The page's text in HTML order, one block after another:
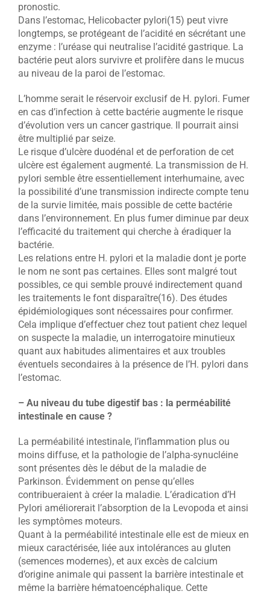
pronostic.
Dans l’estomac, Helicobacter pylori(15) peut vivre
longtemps, se protégeant de l’acidité en sécrétant une
enzyme : l’uréase qui neutralise l’acidité gastrique. La
bactérie peut alors survivre et prolifère dans le mucus
au niveau de la paroi de l’estomac.
L’homme serait le réservoir exclusif de H. pylori. Fumer
en cas d’infection à cette bactérie augmente le risque
d’évolution vers un cancer gastrique. Il pourrait ainsi
être multiplié par seize.
Le risque d’ulcère duodénal et de perforation de cet
ulcère est également augmenté. La transmission de H.
pylori semble être essentiellement interhumaine, avec
la possibilité d’une transmission indirecte compte tenu
de la survie limitée, mais possible de cette bactérie
dans l’environnement. En plus fumer diminue par deux
l’efficacité du traitement qui cherche à éradiquer la
bactérie.
Les relations entre H. pylori et la maladie dont je porte
le nom ne sont pas certaines. Elles sont malgré tout
possibles, ce qui semble prouvé indirectement quand
les traitements le font disparaître(16). Des études
épidémiologiques sont nécessaires pour confirmer.
Cela implique d’effectuer chez tout patient chez lequel
on suspecte la maladie, un interrogatoire minutieux
quant aux habitudes alimentaires et aux troubles
éventuels secondaires à la présence de l’H. pylori dans
l’estomac.
– Au niveau du tube digestif bas : la perméabilité
intestinale en cause ?
La perméabilité intestinale, l’inflammation plus ou
moins diffuse, et la pathologie de l’alpha-synucléine
sont présentes dès le début de la maladie de
Parkinson. Évidemment on pense qu’elles
contribueraient à créer la maladie. L’éradication d’H
Pylori améliorerait l’absorption de la Levopoda et ainsi
les symptômes moteurs.
Quant à la perméabilité intestinale elle est de mieux en
mieux caractérisée, liée aux intolérances au gluten
(semences modernes), et aux excès de calcium
d’origine animale qui passent la barrière intestinale et
même la barrière hématoencéphalique. Cette